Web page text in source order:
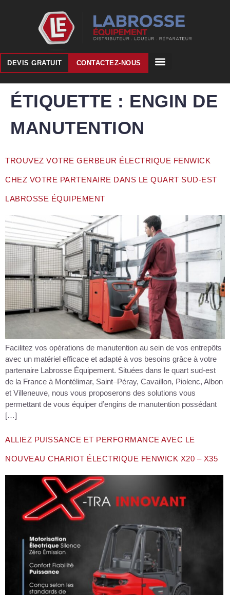
DEVIS GRATUIT CONTACTEZ-NOUS
ÉTIQUETTE : ENGIN DE
MANUTENTION
TROUVEZ VOTRE GERBEUR ÉLECTRIQUE FENWICK
CHEZ VOTRE PARTENAIRE DANS LE QUART SUD-EST
LABROSSE ÉQUIPEMENT
Facilitez vos opérations de manutention au sein de vos entrepôts
avec un matériel efficace et adapté à vos besoins grâce à votre
partenaire Labrosse Équipement. Situées dans le quart sud-est
de la France à Montélimar, Saint–Péray, Cavaillon, Piolenc, Albon
et Villeneuve, nous vous proposerons des solutions vous
permettant de vous équiper d’engins de manutention possédant
[…]
ALLIEZ PUISSANCE ET PERFORMANCE AVEC LE
NOUVEAU CHARIOT ÉLECTRIQUE FENWICK X20 – X35